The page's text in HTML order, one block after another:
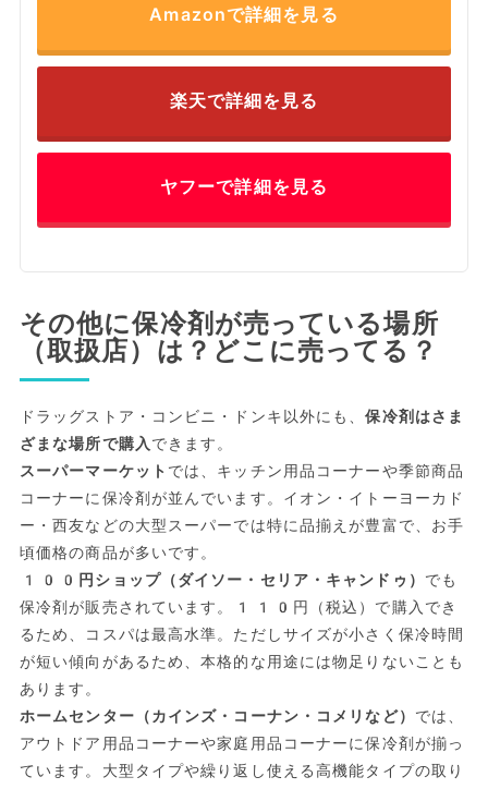
Amazonで詳細を見る
楽天で詳細を見る
ヤフーで詳細を見る
その他に保冷剤が売っている場所
（取扱店）は？どこに売ってる？
ドラッグストア・コンビニ・ドンキ以外にも、保冷剤はさま
ざまな場所で購入 できます。
スーパーマーケット では、キッチン用品コーナーや季節商品
コーナーに保冷剤が並んでいます。イオン・イトーヨーカド
ー・西友などの大型スーパーでは特に品揃えが豊富で、お手
頃価格の商品が多いです。
100円ショップ（ダイソー・セリア・キャンドゥ） でも
保冷剤が販売されています。110円（税込）で購入でき
るため、コスパは最高水準。ただしサイズが小さく保冷時間
が短い傾向があるため、本格的な用途には物足りないことも
あります。
ホームセンター（カインズ・コーナン・コメリなど） では、
アウトドア用品コーナーや家庭用品コーナーに保冷剤が揃っ
ています。大型タイプや繰り返し使える高機能タイプの取り